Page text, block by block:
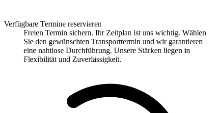
Verfügbare Termine reservieren
Freien Termin sichern. Ihr Zeitplan ist uns wichtig. Wählen
Sie den gewünschten Transporttermin und wir garantieren
eine nahtlose Durchführung. Unsere Stärken liegen in
Flexibilität und Zuverlässigkeit.